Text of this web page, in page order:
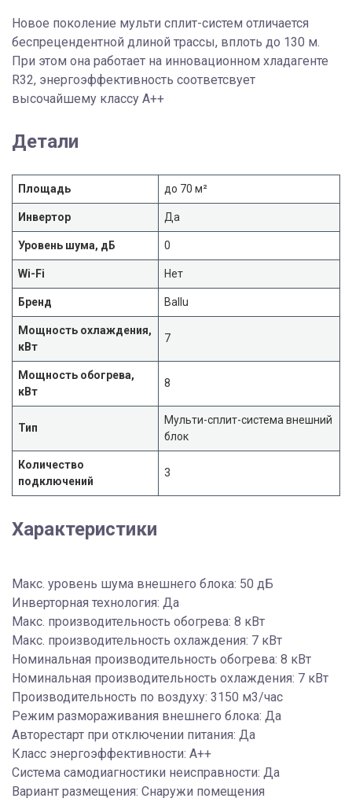
Новое поколение мульти сплит-систем отличается
беспрецендентной длиной трассы, вплоть до 130 м.
При этом она работает на инновационном хладагенте
R32, энергоэффективность соответсвует
высочайшему классу А++
Детали
Площадь до 70 м²
Инвертор Да
Уровень шума, дБ 0
Wi-Fi Нет
Бренд Ballu
Мощность охлаждения,
кВт
7
Мощность обогрева,
кВт
8
Тип
Мульти-сплит-система внешний
блок
Количество
подключений
3
Характеристики
Макс. уровень шума внешнего блока: 50 дБ
Инверторная технология: Да
Макс. производительность обогрева: 8 кВт
Макс. производительность охлаждения: 7 кВт
Номинальная производительность обогрева: 8 кВт
Номинальная производительность охлаждения: 7 кВт
Производительность по воздуху: 3150 м3/час
Режим размораживания внешнего блока: Да
Авторестарт при отключении питания: Да
Класс энергоэффективности: A++
Система самодиагностики неисправности: Да
Вариант размещения: Снаружи помещения